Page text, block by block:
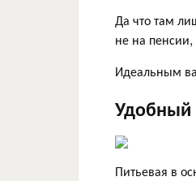
Да что там
не на
Идеальным
Удобный
Питьевая в